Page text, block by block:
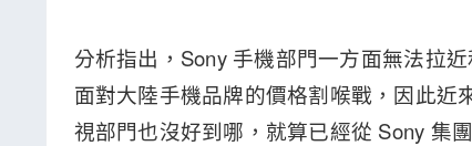
分析指出，Sony 手機部門一方面無法拉
面對大陸手機品牌的價格割喉戰，因此近
視部門也沒好到哪，就算已經從 Sony 集